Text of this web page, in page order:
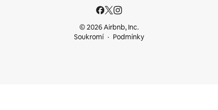
© 2026 Airbnb, Inc.
Soukromí
Podmínky